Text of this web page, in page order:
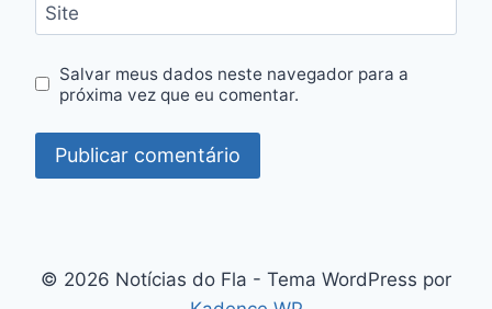
Site
Salvar meus dados neste navegador para a
próxima vez que eu comentar.
© 2026 Notícias do Fla - Tema WordPress por